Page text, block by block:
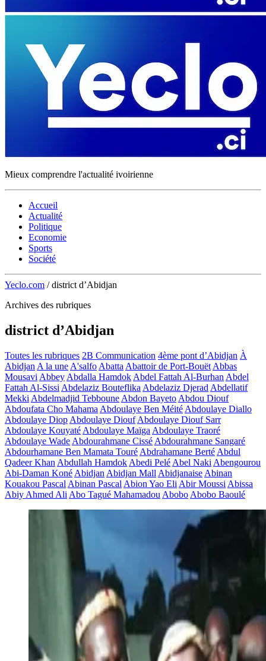
Mieux comprendre l'actualité ivoirienne
Accueil
Actualité
Politique
Economie
Sports
Société
Yeclo.com / district d’Abidjan
Archives des rubriques
district d’Abidjan
Toutes les rubriques 2B Communication 4ème pont d’Abidjan À
Abidjan A la une A'salfo Abatta Abattoir de Port-Bouët Abbas
Mousavi Abbey Abdalla Hamdok Abdel Fattah Al-Burhan Abdel
Fattah Al-Sissi Abdelaziz Bouteflika Abdelaziz Djerad Abdellatif
Mekki Abdelmadjid Tebboune Abdon Bayeto Abdou Diouf
Abdoufata Cho Mahama Abdoulaye Ben Méité Abdoulaye Diallo
Abdoulaye Diop Abdoulaye Diouf Abdoulaye Diouf Sarr
Abdoulaye Kouyaté Abdoulaye Maïga Abdoulaye Traoré
Abdoulaye Wade Abdourahmane Cissé Abdourahmane Sangaré
Abdourhamane Ben Mamata Touré Abdrahamane Berté Abdul
Qadeer Khan Abdullah Hamdok Abedi Pelé Abel Naki Abengourou
Abi-Daman Koné Abidjan Abidjan Mall Abidjanaise Abinan
Kouakou Pascal Abinan Pascal Abion Yao Eli Abir Moussi Abissa
Abiy Ahmed Ali Abo Tagué Mahamadou Abobo Abobo Baoulé